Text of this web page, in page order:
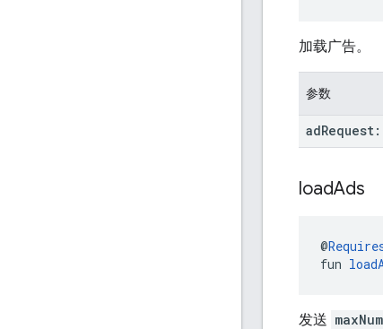
加载广告。
参数
adRequest:
loadAds
@
fun
发送